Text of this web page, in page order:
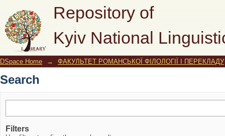
Repository of
Kyiv National
Search
DSpace Home → ФАКУЛЬТЕТ РОМАНСЬКОЇ ФІЛОЛОГІЇ І ПЕРЕКЛАДУ
Search
Filters